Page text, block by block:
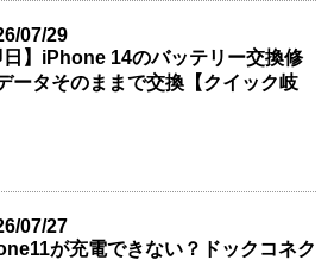
07/29
日】iPhone 14のバッテリー交換修
ータそのままで交換【クイック岐
07/27
が充電できない？ドックコネク